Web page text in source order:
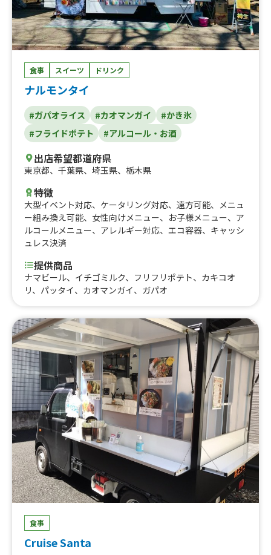
食事 スイーツ ドリンク
ナルモンタイ
#ガパオライス #カオマンガイ
#かき氷
#フライドポテト
#アルコール・お酒
出店希望都道府県
東京都、 千葉県、 埼玉県、 栃木県
特徴
大型イベント対応、 ケータリング対応、 遠方可能、
メニュ
ー組み換え可能、 女性向けメニュー、 お子様メニュー、 ア
ルコールメニュー、 アレルギー対応、 エコ容器、 キャッシ
ュレス決済
提供商品
ナマビール、イチゴミルク、フリフリポテト、カキコオ
リ、パッタイ、カオマンガイ、ガパオ
食事
Cruise Santa